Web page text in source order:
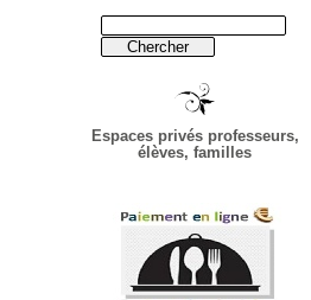
Espaces privés professeurs,
élèves, familles